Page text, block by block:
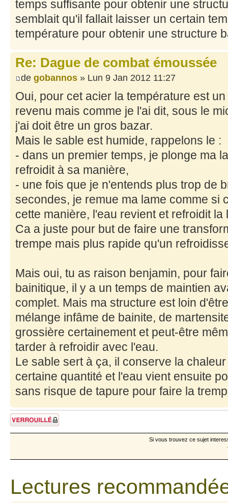
temps suffisante pour obtenir une
semblait qu'il fallait laisser un certain
température pour obtenir une structure
Re: Dague de combat émoussée
de gobannos » Lun 9 Jan 2012 11:27
Oui, pour cet acier la température est
revenu mais comme je l'ai dit, sous le
j'ai doit être un gros bazar.
Mais le sable est humide, rappelons le :
- dans un premier temps, je plonge ma
refroidit à sa manière,
- une fois que je n'entends plus trop de
secondes, je remue ma lame comme si
cette manière, l'eau revient et refroidit la
Ca a juste pour but de faire une
trempe mais plus rapide qu'un
Mais oui, tu as raison benjamin, pour
bainitique, il y a un temps de maintien
complet. Mais ma structure est loin
mélange infâme de bainite, de
grossière certainement et peut-être
tarder à refroidir avec l'eau.
Le sable sert à ça, il conserve la
certaine quantité et l'eau vient ensuite
sans risque de tapure pour faire la
Sujet verrouillé
Si vous trouvez ce sujet
Lectures